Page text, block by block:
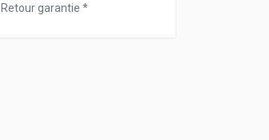
Retour garantie *